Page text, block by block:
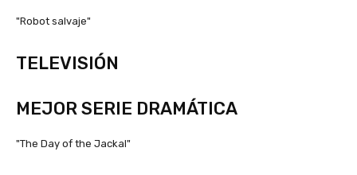
"Robot salvaje"
TELEVISIÓN
MEJOR SERIE DRAMÁTICA
"The Day of the Jackal"